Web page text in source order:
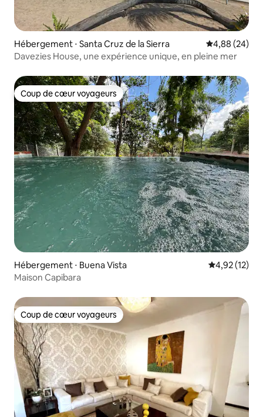
Hébergement ⋅ Santa Cruz de la Sierra Évaluation
4,88 (24)
Davezies House, une expérience unique, en pleine mer
Coup de cœur voyageurs
Coup de cœur voyageurs
Hébergement ⋅ Buena Vista Évaluation
4,92 (12)
Maison Capibara
Coup de cœur voyageurs
Coup de cœur voyageurs